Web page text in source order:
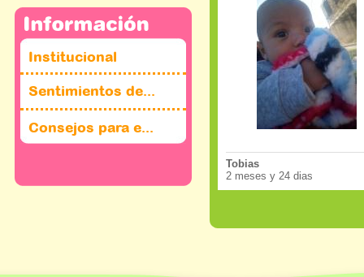
Institucional
Sentimientos de...
Consejos para e...
Tobias
2 meses y 24 dias